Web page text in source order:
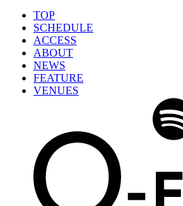
TOP
SCHEDULE
ACCESS
ABOUT
NEWS
FEATURE
VENUES